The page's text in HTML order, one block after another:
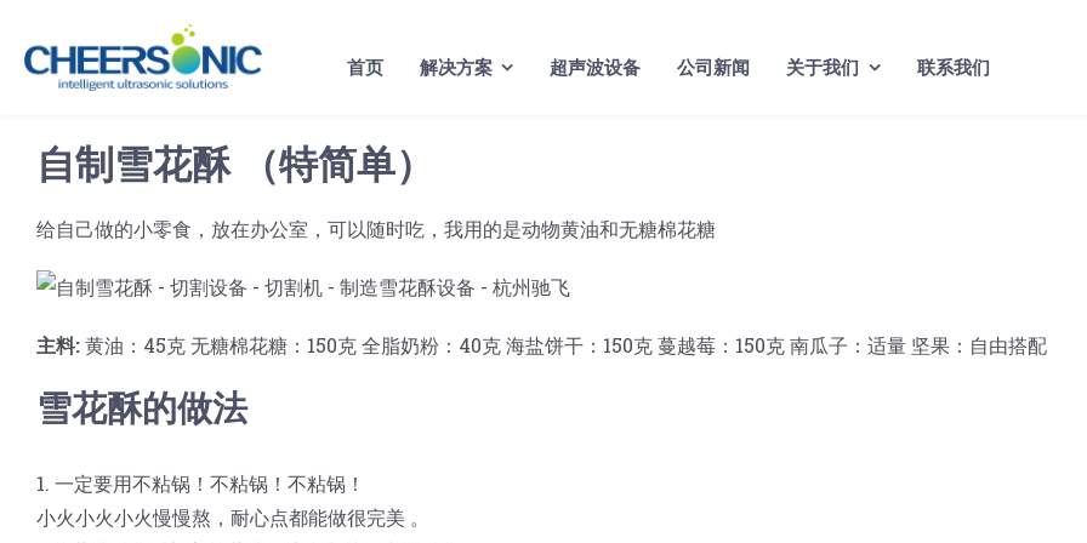
content
首页 解决方案 超声波设备 公司新闻 关于我们 联系我们
自制雪花酥 （特简单）
给自己做的小零食，放在办公室，可以随时吃，我用的是动物黄油和无糖棉花糖
主料:黄油：45克 无糖棉花糖：150克 全脂奶粉：40克 海盐饼干：150克 蔓越莓：150克 南瓜子：适量 坚果：自由搭配
雪花酥的做法
1. 一定要用不粘锅！不粘锅！不粘锅！
小火小火小火慢慢熬，耐心点都能做很完美 。